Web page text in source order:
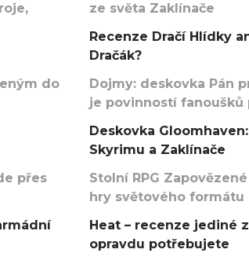
do
přes
ze světa Zaklínače
Recenze Dračí Hlídky
Dračák?
Dojmy: deskovka Pán
je povinností fanoušků
Deskovka
Skyrimu a Zaklínače
Stolní RPG
hry světového formátu
Heat – recenze jediné
opravdu potřebujete